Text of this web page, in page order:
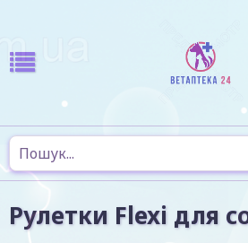
Рулетки Flexi для